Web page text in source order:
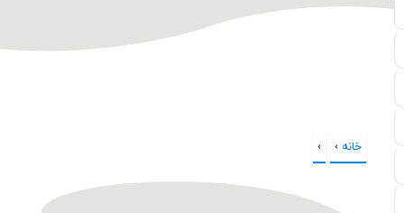
شما اینجا هستید
خانه ›
›